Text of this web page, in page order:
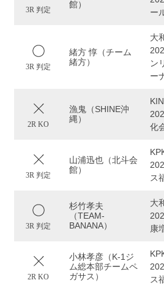
3R 判定
館）
ー
3R 判定
緒方 惇（チーム
緒方）
大
ン
ー
2R KO
漁鬼（SHINE沖
縄）
化
3R 判定
山浦迅也（北斗会
館）
ス
3R 判定
杉竹孝夫
（TEAM-
BANANA）
大
康
2R KO
小林孝彦（K-1ジ
ム総本部チームペ
ガサス）
ス